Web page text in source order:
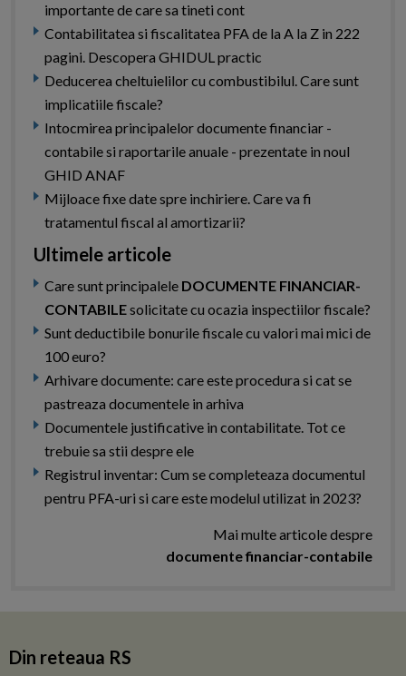
importante de care sa tineti cont
Contabilitatea si fiscalitatea PFA de la A la Z in 222
pagini. Descopera GHIDUL practic
Deducerea cheltuielilor cu combustibilul. Care sunt
implicatiile fiscale?
Intocmirea principalelor documente financiar -
contabile si raportarile anuale - prezentate in noul
GHID ANAF
Mijloace fixe date spre inchiriere. Care va fi
tratamentul fiscal al amortizarii?
Ultimele articole
Care sunt principalele DOCUMENTE FINANCIAR-
CONTABILEsolicitate cu ocazia inspectiilor fiscale?
Sunt deductibile bonurile fiscale cu valori mai mici de
100 euro?
Arhivare documente: care este procedura si cat se
pastreaza documentele in arhiva
Documentele justificative in contabilitate. Tot ce
trebuie sa stii despre ele
Registrul inventar: Cum se completeaza documentul
pentru PFA-uri si care este modelul utilizat in 2023?
Mai multe articole despre
documente financiar-contabile
Din reteaua RS